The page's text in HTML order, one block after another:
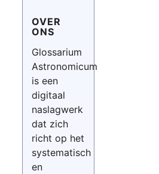
OVER
ONS
Glossarium
Astronomicum
is een
digitaal
naslagwerk
dat zich
richt op het
systematisch
en